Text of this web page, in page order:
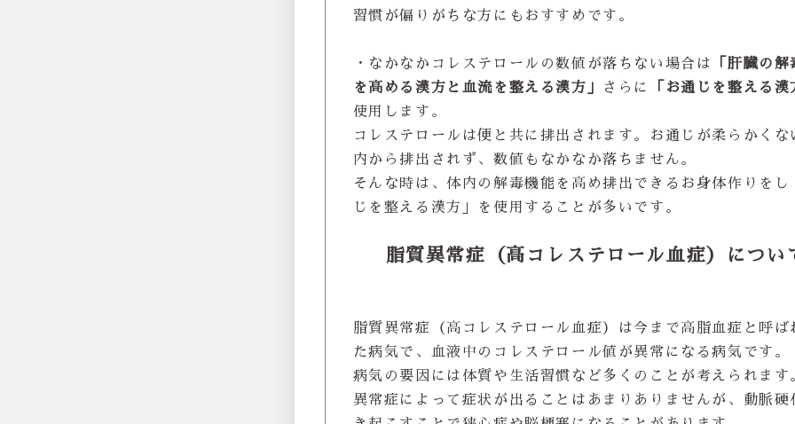
習慣が偏りがちな方にもおすすめです。
・なかなかコレステロールの数値が落ちない場合は
「肝臓の
を高める漢方と血流を整える漢方」
さらに
「お通じを整える漢
使用します。
コレステロールは便と共に排出されます。お通じが柔らかくな
内から排出されず、数値もなかなか落ちません。
そんな時は、体内の解毒機能を高め排出できるお身体作りをし
じを整える漢方」を使用することが多いです。
脂質異常症（高コレステロール血症）につい
脂質異常症（高コレステロール血症）は今まで高脂血症と呼ば
た病気で、血液中のコレステロール値が異常になる病気です。
病気の要因には体質や生活習慣など多くのことが考えられます
異常症によって症状が出ることはあまりありませんが、動脈硬